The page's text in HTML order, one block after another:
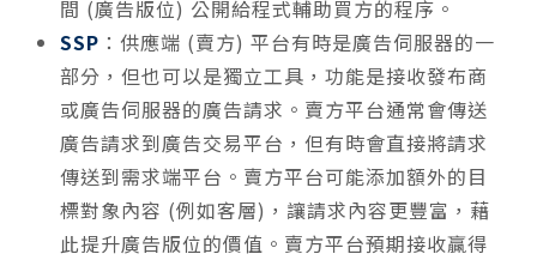
間 (廣告版位) 公開給程式輔助買方的程序。
SSP ：供應端 (賣方) 平台有時是廣告伺服器的一
部分，但也可以是獨立工具，功能是接收發布商
或廣告伺服器的廣告請求。賣方平台通常會傳送
廣告請求到廣告交易平台，但有時會直接將請求
傳送到需求端平台。賣方平台可能添加額外的目
標對象內容 (例如客層)，讓請求內容更豐富，藉
此提升廣告版位的價值。賣方平台預期接收贏得